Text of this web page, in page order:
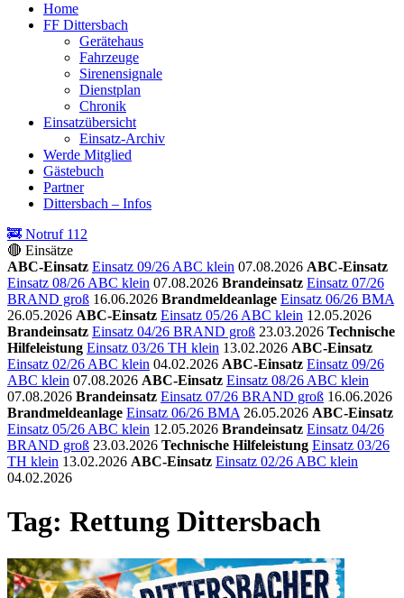
Home
FF Dittersbach
Gerätehaus
Fahrzeuge
Sirenensignale
Dienstplan
Chronik
Einsatzübersicht
Einsatz-Archiv
Werde Mitglied
Gästebuch
Partner
Dittersbach – Infos
🚒 Notruf 112
🔴 Einsätze
ABC-Einsatz Einsatz 09/26 ABC klein 07.08.2026 ABC-Einsatz
Einsatz 08/26 ABC klein 07.08.2026 Brandeinsatz Einsatz 07/26
BRAND groß 16.06.2026 Brandmeldeanlage Einsatz 06/26 BMA
26.05.2026 ABC-Einsatz Einsatz 05/26 ABC klein 12.05.2026
Brandeinsatz Einsatz 04/26 BRAND groß 23.03.2026 Technische
Hilfeleistung Einsatz 03/26 TH klein 13.02.2026 ABC-Einsatz
Einsatz 02/26 ABC klein 04.02.2026 ABC-Einsatz Einsatz 09/26
ABC klein 07.08.2026 ABC-Einsatz Einsatz 08/26 ABC klein
07.08.2026 Brandeinsatz Einsatz 07/26 BRAND groß 16.06.2026
Brandmeldeanlage Einsatz 06/26 BMA 26.05.2026 ABC-Einsatz
Einsatz 05/26 ABC klein 12.05.2026 Brandeinsatz Einsatz 04/26
BRAND groß 23.03.2026 Technische Hilfeleistung Einsatz 03/26
TH klein 13.02.2026 ABC-Einsatz Einsatz 02/26 ABC klein
04.02.2026
Tag: Rettung Dittersbach